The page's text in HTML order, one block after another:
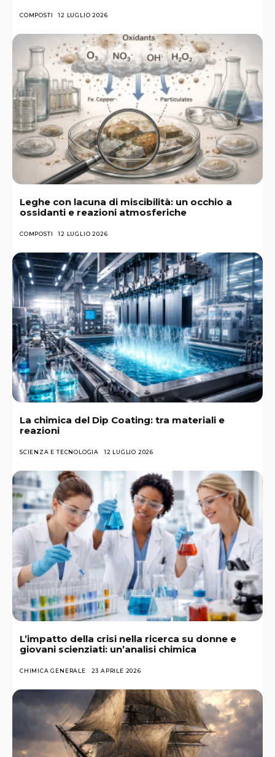
COMPOSTI 12 LUGLIO 2026
Leghe con lacuna di miscibilità: un occhio a
ossidanti e reazioni atmosferiche
COMPOSTI 12 LUGLIO 2026
La chimica del Dip Coating: tra materiali e
reazioni
SCIENZA E TECNOLOGIA 12 LUGLIO 2026
L’impatto della crisi nella ricerca su donne e
giovani scienziati: un’analisi chimica
CHIMICA GENERALE 23 APRILE 2026